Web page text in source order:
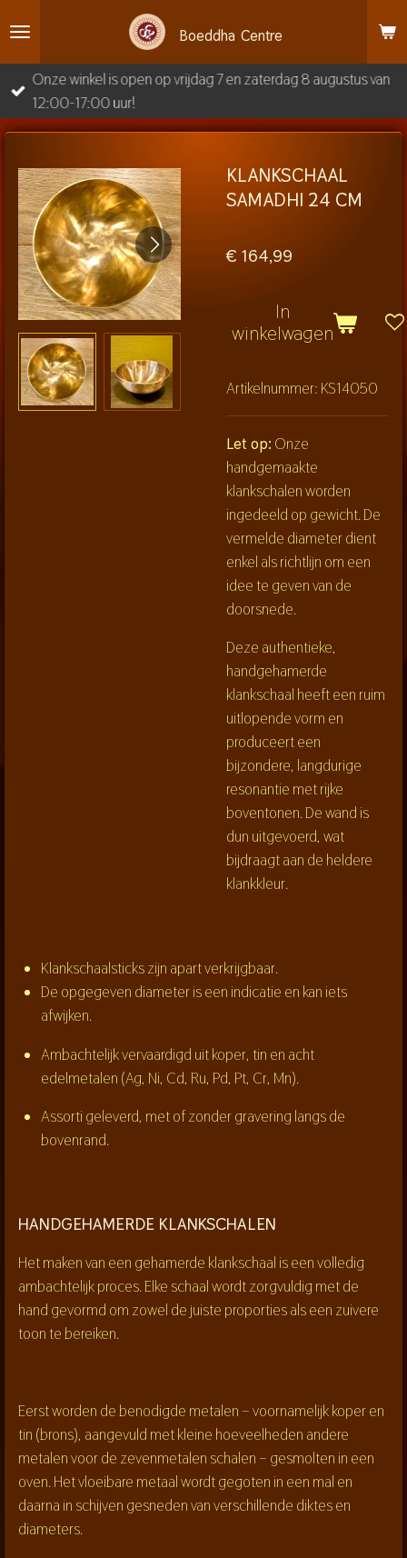
direct
naar
de
hoofdinhoud
Boeddha Centre
Onze winkel is open op vrijdag 7 en zaterdag 8 augustus van
12:00-17:00 uur!
KLANKSCHAAL
SAMADHI 24 CM
€ 164,99
In
winkelwagen
Artikelnummer: KS14050
Let op: Onze
handgemaakte
klankschalen worden
ingedeeld op gewicht. De
vermelde diameter dient
enkel als richtlijn om een
idee te geven van de
doorsnede.
Deze authentieke,
handgehamerde
klankschaal heeft een ruim
uitlopende vorm en
produceert een
bijzondere, langdurige
resonantie met rijke
boventonen. De wand is
dun uitgevoerd, wat
bijdraagt aan de heldere
klankkleur.
Klankschaalsticks zijn apart verkrijgbaar.
De opgegeven diameter is een indicatie en kan iets
afwijken.
Ambachtelijk vervaardigd uit koper, tin en acht
edelmetalen (Ag, Ni, Cd, Ru, Pd, Pt, Cr, Mn).
Assorti geleverd, met of zonder gravering langs de
bovenrand.
HANDGEHAMERDE KLANKSCHALEN
Het maken van een gehamerde klankschaal is een volledig
ambachtelijk proces. Elke schaal wordt zorgvuldig met de
hand gevormd om zowel de juiste proporties als een zuivere
toon te bereiken.
Eerst worden de benodigde metalen – voornamelijk koper en
tin (brons), aangevuld met kleine hoeveelheden andere
metalen voor de zevenmetalen schalen – gesmolten in een
oven. Het vloeibare metaal wordt gegoten in een mal en
daarna in schijven gesneden van verschillende diktes en
diameters.